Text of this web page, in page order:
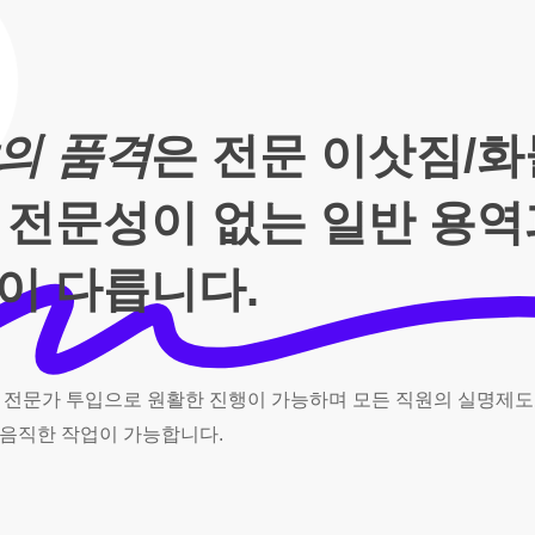
품격은 전문 이삿짐/화
문성이 없는 일반 용
다릅니다.
전문가 투입으로 원활한 진행이 가능하며 모든 직원의 실명제
직한 작업이 가능합니다.